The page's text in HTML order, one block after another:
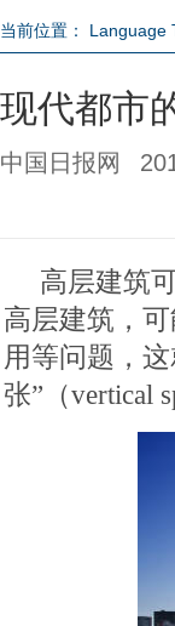
当前位置： Language
现代都市
中国日报网
高层建筑
高层建筑，
用等问题，
张”（vertical